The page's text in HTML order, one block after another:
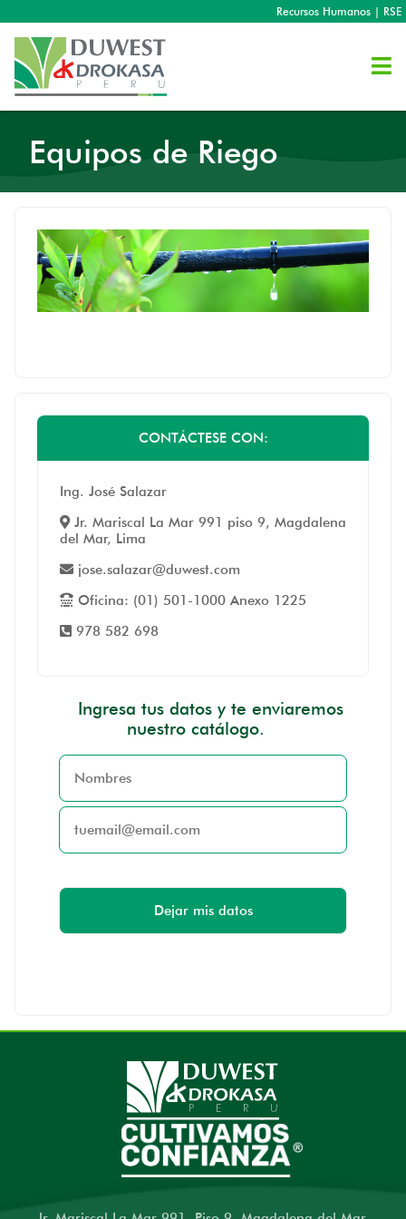
Recursos Humanos | RSE
Equipos de Riego
CONTÁCTESE CON:
Ing. José Salazar
Jr. Mariscal La Mar 991 piso 9, Magdalena
del Mar, Lima
jose.salazar@duwest.com
Oficina: (01) 501-1000 Anexo 1225
978 582 698
Ingresa tus datos y te enviaremos
nuestro catálogo.